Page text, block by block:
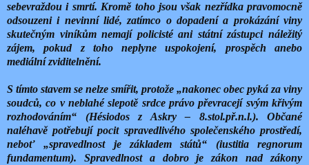
sebevraždou i smrtí. Kromě toho jsou však nezřídka pravomocně
odsouzeni i nevinní lidé, zatímco o dopadení a prokázání viny
skutečným viníkům nemají policisté ani státní zástupci náležitý
zájem, pokud z toho neplyne uspokojení, prospěch anebo
mediální zviditelnění.
S tímto stavem se nelze smířit, protože „nakonec obec pyká za viny
soudců, co v neblahé slepotě srdce právo převracejí svým křivým
rozhodováním“ (Hésiodos z Askry – 8.stol.př.n.l.). Občané
naléhavě potřebují pocit spravedlivého společenského prostředí,
neboť „spravedlnost je základem států“ (iustitia regnorum
fundamentum). Spravedlnost a dobro je zákon nad zákony